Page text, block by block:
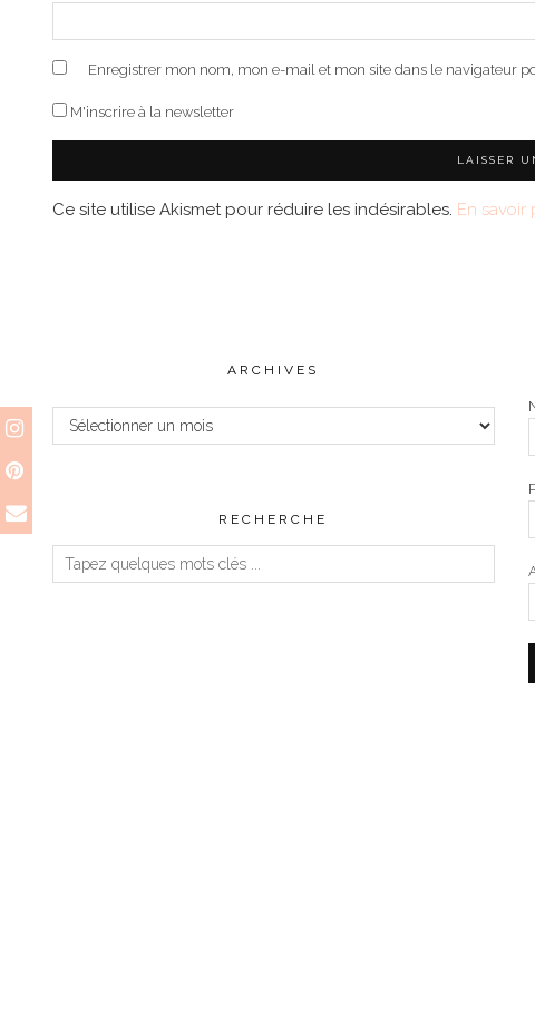
Enregistrer mon nom, mon e-mail et mon site dans le navigateur
M'inscrire à la newsletter
Ce site utilise Akismet pour réduire les indésirables. En savoir
ARCHIVES
Archives
RECHERCHE